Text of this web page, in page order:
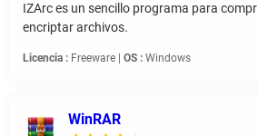
IZArc es un sencillo programa para
encriptar archivos.
Licencia : Freeware | OS : Windows
WinRAR